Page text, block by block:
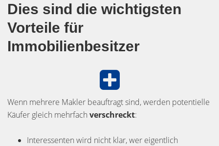
Dies sind die wichtigsten
Vorteile für
Immobilienbesitzer
Wenn mehrere Makler beauftragt sind, werden potentielle
Käufer gleich mehrfach verschreckt:
Interessenten wird nicht klar, wer eigentlich